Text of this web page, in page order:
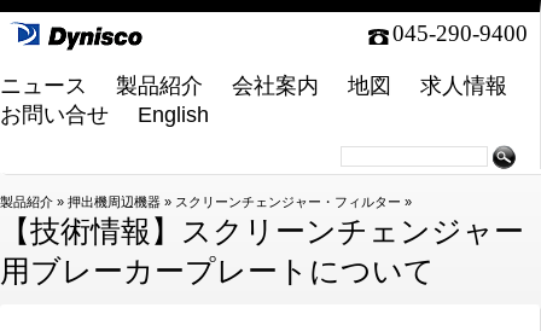
045-290-9400
ニュース 製品紹介 会社案内 地図
求人情報
お問い合せ
English
製品紹介 » 押出機周辺機器 » スクリーンチェンジャー・フィルター »
【技術情報】スクリーンチェンジャー
用ブレーカープレートについて